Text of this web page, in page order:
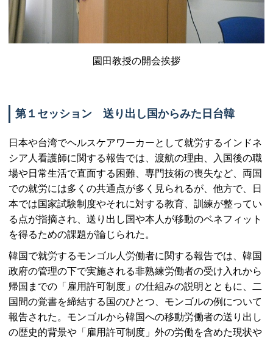
園田教授の開会挨拶
第１セッション 送り出し国からみた日台韓
日本や台湾でヘルスケアワーカーとして就労するインドネ
シア人看護師に関する報告では、渡航の理由、入国後の職
場や日常生活で直面する困難、専門技術の喪失など、両国
での就労には多くの共通点が多く見られるが、他方で、日
本では国家試験制度やそれに対する教育、訓練が整ってい
る点が指摘され、送り出し国や本人が移動のベネフィット
を得るための課題が論じられた。
韓国で就労するモンゴル人労働者に関する報告では、韓国
政府の管理の下で実施される非熟練労働者の受け入れから
帰国までの「雇用許可制度」の仕組みの説明とともに、二
国間の覚書を締結する国のひとつ、モンゴルの例について
報告された。モンゴルから韓国への移動労働者の送り出し
の歴史的背景や「雇用許可制度」外の労働を含めた現状や